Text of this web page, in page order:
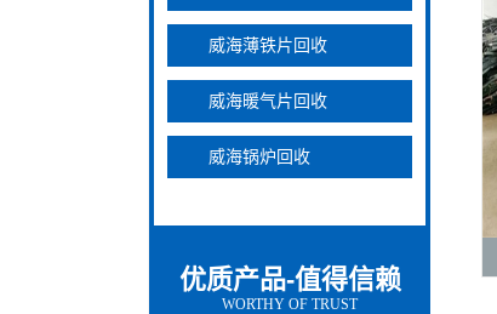
威海薄铁片回收
威海暖气片回收
威海锅炉回收
优质产品-值得信赖
WORTHY OF TRUST